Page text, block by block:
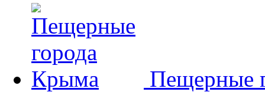
Пещерные